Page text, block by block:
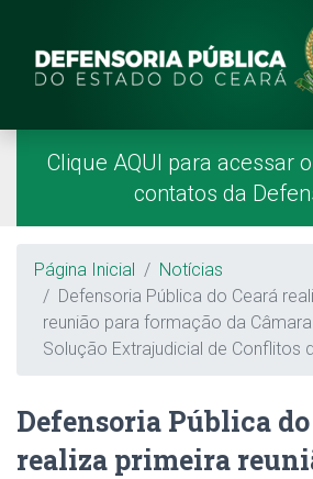
Site da
Menu Principal
Página Inicial
Clique AQUI para acessar
contatos da
Breadcrumb
Página Inicial
Notícias
Defensoria Pública do Ceará
reunião para formação da
Solução Extrajudicial de Conflitos
Defensoria Pública do
realiza primeira